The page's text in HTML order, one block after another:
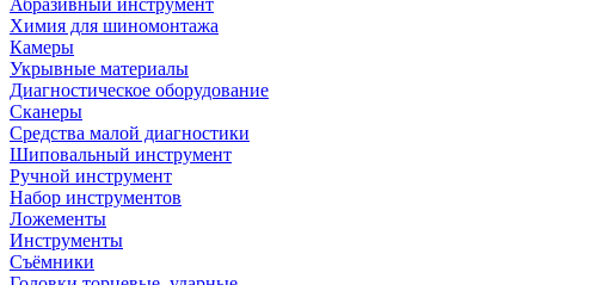
Абразивный инструмент
Химия для шиномонтажа
Камеры
Укрывные материалы
Диагностическое оборудование
Сканеры
Средства малой диагностики
Шиповальный инструмент
Ручной инструмент
Набор инструментов
Ложементы
Инструменты
Съёмники